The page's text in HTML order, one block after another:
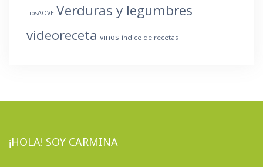
TipsAOVE Verduras y legumbres
videoreceta vinos índice de recetas
¡HOLA! SOY CARMINA